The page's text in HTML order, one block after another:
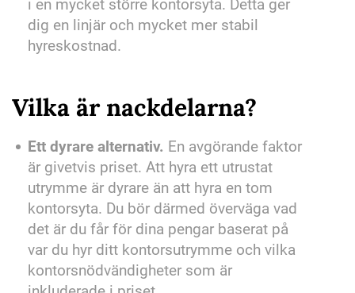
i en mycket större kontorsyta. Detta ger
dig en linjär och mycket mer stabil
hyreskostnad.
Vilka är nackdelarna?
Ett dyrare alternativ. En avgörande faktor
är givetvis priset. Att hyra ett utrustat
utrymme är dyrare än att hyra en tom
kontorsyta. Du bör därmed överväga vad
det är du får för dina pengar baserat på
var du hyr ditt kontorsutrymme och vilka
kontorsnödvändigheter som är